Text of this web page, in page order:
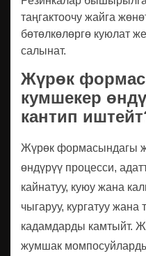
таңгактоочу жайга
бөтөлкөлөргө куюлат
салынат.
Жүрөк
кумшекер
кантип
Жүрөк формасындагы
өндүрүү процесси,
кайнатуу, куюу жана
чыгаруу, кургатуу жана
кадамдарды камтыйт.
жумшак